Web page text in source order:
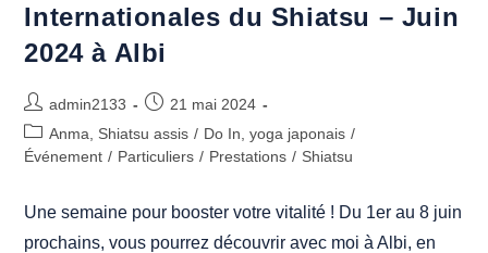
Internationales du Shiatsu – Juin
2024 à Albi
Auteur/autrice
de
la
admin2133
Publication
publiée :
21 mai 2024
Post
category:
Anma, Shiatsu assis / Do In, yoga japonais /
Événement / Particuliers / Prestations / Shiatsu
Une semaine pour booster votre vitalité ! Du 1er au 8 juin
prochains, vous pourrez découvrir avec moi à Albi, en